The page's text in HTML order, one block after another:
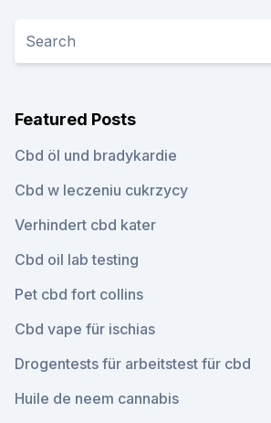
Featured Posts
Cbd öl und bradykardie
Cbd w leczeniu cukrzycy
Verhindert cbd kater
Cbd oil lab testing
Pet cbd fort collins
Cbd vape für ischias
Drogentests für arbeitstest für cbd
Huile de neem cannabis